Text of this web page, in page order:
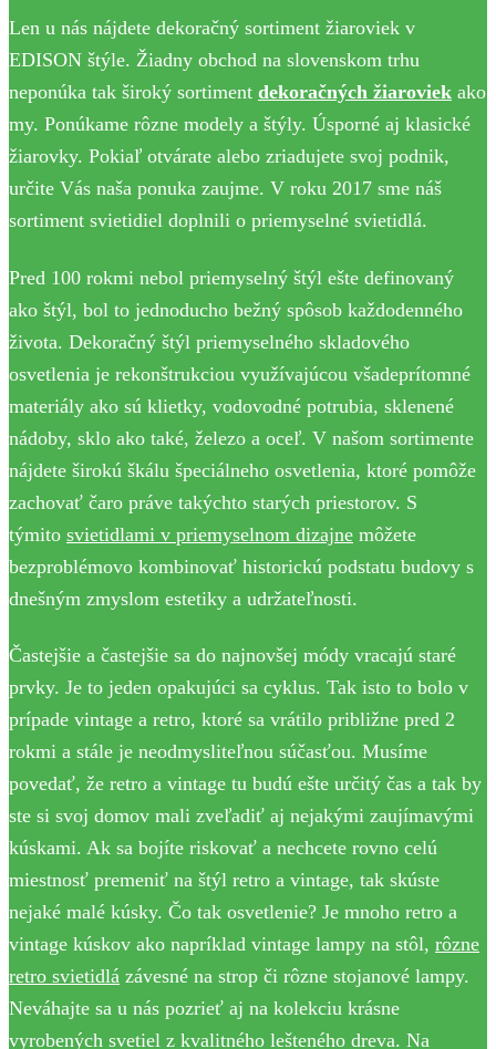
Len u nás nájdete dekoračný sortiment žiaroviek v
EDISON štýle. Žiadny obchod na slovenskom trhu
neponúka tak široký sortiment dekoračných žiaroviek ako
my. Ponúkame rôzne modely a štýly. Úsporné aj klasické
žiarovky. Pokiaľ otvárate alebo zriadujete svoj podnik,
určite Vás naša ponuka zaujme. V roku 2017 sme náš
sortiment svietidiel doplnili o priemyselné svietidlá.
Pred 100 rokmi nebol priemyselný štýl ešte definovaný
ako štýl, bol to jednoducho bežný spôsob každodenného
života. Dekoračný štýl priemyselného skladového
osvetlenia je rekonštrukciou využívajúcou všadeprítomné
materiály ako sú klietky, vodovodné potrubia, sklenené
nádoby, sklo ako také, železo a oceľ. V našom sortimente
nájdete širokú škálu špeciálneho osvetlenia, ktoré pomôže
zachovať čaro práve takýchto starých priestorov. S
týmito svietidlami v priemyselnom dizajne môžete
bezproblémovo kombinovať historickú podstatu budovy s
dnešným zmyslom estetiky a udržateľnosti.
Častejšie a častejšie sa do najnovšej módy vracajú staré
prvky. Je to jeden opakujúci sa cyklus. Tak isto to bolo v
prípade vintage a retro, ktoré sa vrátilo približne pred 2
rokmi a stále je neodmysliteľnou súčasťou. Musíme
povedať, že retro a vintage tu budú ešte určitý čas a tak by
ste si svoj domov mali zveľadiť aj nejakými zaujímavými
kúskami. Ak sa bojíte riskovať a nechcete rovno celú
miestnosť premeniť na štýl retro a vintage, tak skúste
nejaké malé kúsky. Čo tak osvetlenie? Je mnoho retro a
vintage kúskov ako napríklad vintage lampy na stôl, rôzne
retro svietidlá závesné na strop či rôzne stojanové lampy.
Neváhajte sa u nás pozrieť aj na kolekciu krásne
vyrobených svetiel z kvalitného lešteného dreva. Na